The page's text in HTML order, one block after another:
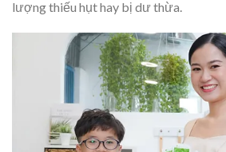
lượng thiếu hụt hay bị dư thừa.